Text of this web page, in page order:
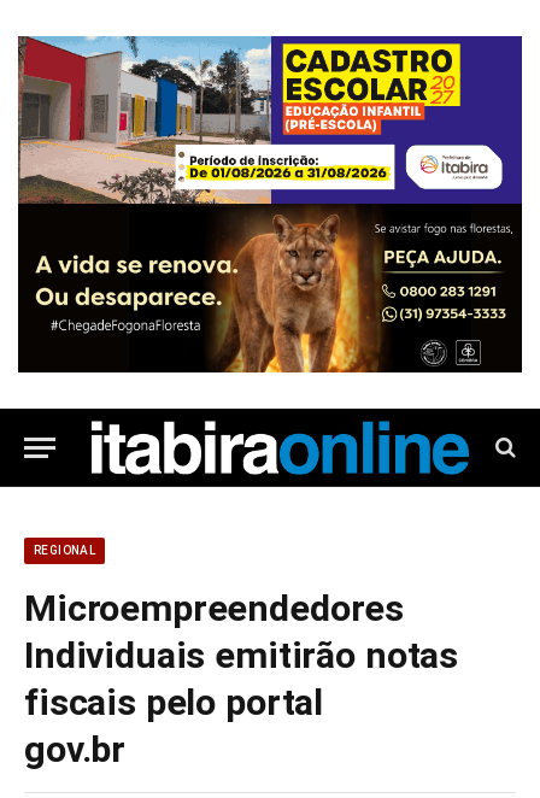
REGIONAL
Microempreendedores
Individuais emitirão notas
fiscais pelo portal
gov.br